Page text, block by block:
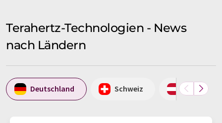
Terahertz-Technologien - News
nach Ländern
Deutschland Schweiz Österreich